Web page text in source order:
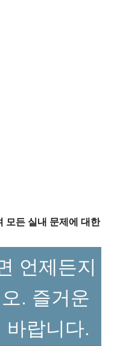
모든 실내 문제에 대한
언제든지
. 즐거운
바랍니다.